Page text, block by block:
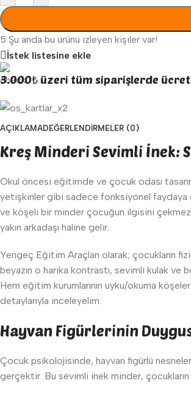
5 Şu anda bu ürünü izleyen kişiler var!
İstek listesine ekle
3.000₺ üzeri tüm siparişlerde
AÇIKLAMADEĞERLENDIRMELER (0)
Kreş Minderi Sevimli İnek:
Okul öncesi eğitimde ve çocuk odası
yetişkinler gibi sadece fonksiyonel faydaya
ve köşeli bir minder çocuğun ilgisini
yakın arkadaşı haline gelir.
Yengeç Eğitim Araçları olarak; çocukların
beyazın o harika kontrastı, sevimli kulak ve
Hem eğitim kurumlarının uyku/okuma
detaylarıyla inceleyelim.
Hayvan Figürlerinin
Çocuk psikolojisinde, hayvan figürlü
gerçektir. Bu sevimli inek minder,